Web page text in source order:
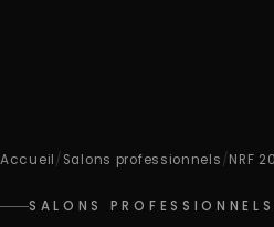
Accueil/ Salons professionnels/NRF
SALONS PROFESSIONNELS